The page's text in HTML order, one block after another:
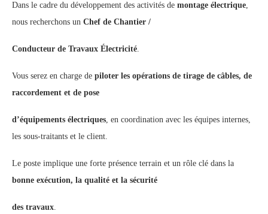
Dans le cadre du développement des activités de montage électrique,
nous recherchons un Chef de Chantier /
Conducteur de Travaux Électricité.
Vous serez en charge de piloter les opérations de tirage de câbles, de
raccordement et de pose
d’équipements électriques, en coordination avec les équipes internes,
les sous-traitants et le client.
Le poste implique une forte présence terrain et un rôle clé dans la
bonne exécution, la qualité et la sécurité
des travaux.